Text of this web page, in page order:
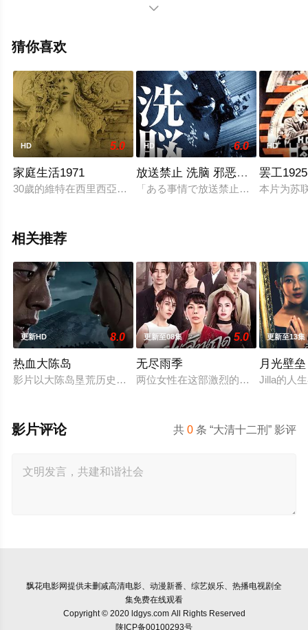
电影，手机免费观看高清无删减完整版电影大全就上飘花
等平台了解。

猜你喜欢
HD 5.0
家庭生活1971
30歲的維特在西里西亞的建築設計公司工作，某日接到家裡的
HD 6.0
放送禁止 洗脑 邪恶的铁之印象
「ある事情で放送禁止となった
HD
罢工1925
本片为苏
相关推荐
更新HD 8.0
热血大陈岛
影片以大陈岛垦荒历史为创作底色，在尊重历史真实性的前提
更新至08集 5.0
无尽雨季
两位女性在这部激烈的家庭剧中争夺
更新至13集
月光壁垒
Jilla的人
共0 条 “大清十二刑” 影评
影片评论
飘花电影网提供未删减高清电影、动漫新番、综艺娱乐、热播电视剧全
集免费在线观看
Copyright © 2020 ldgys.com All Rights Reserved
陕ICP备00100293号